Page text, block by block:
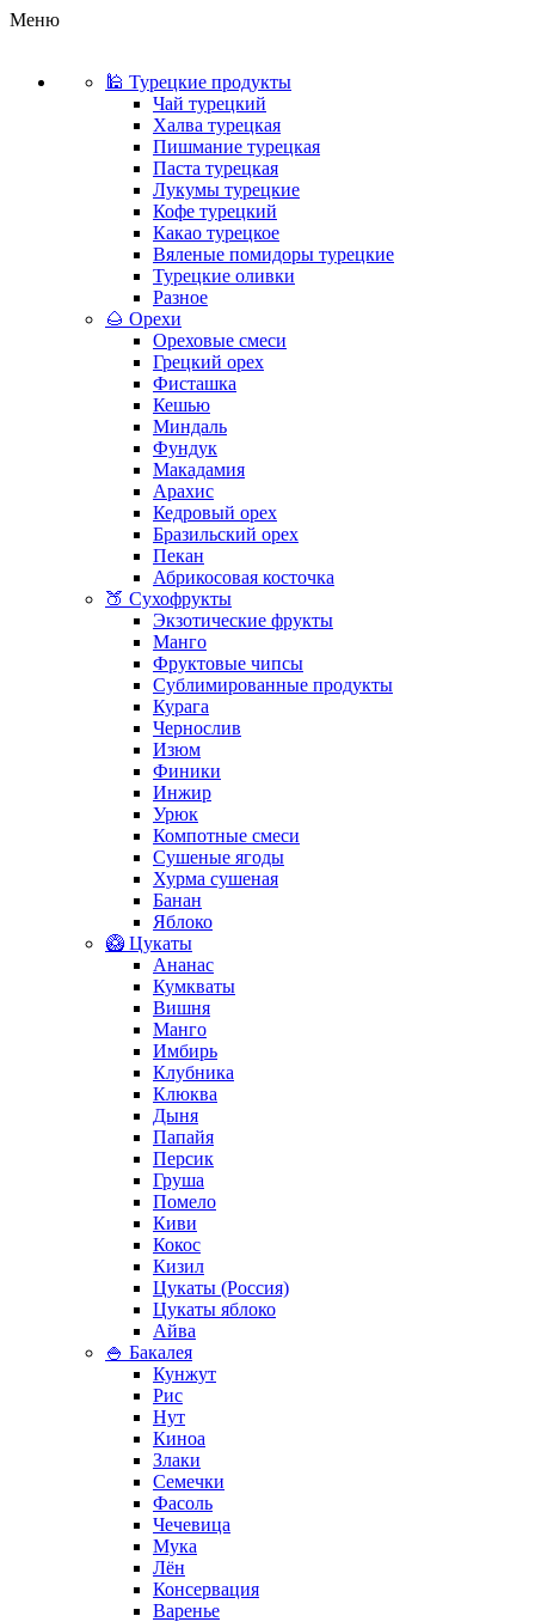
Меню
🕌 Турецкие продукты
Чай турецкий
Халва турецкая
Пишмание турецкая
Паста турецкая
Лукумы турецкие
Кофе турецкий
Какао турецкое
Вяленые помидоры турецкие
Турецкие оливки
Разное
🌰 Орехи
Ореховые смеси
Грецкий орех
Фисташка
Кешью
Миндаль
Фундук
Макадамия
Арахис
Кедровый орех
Бразильский орех
Пекан
Абрикосовая косточка
🍑 Сухофрукты
Экзотические фрукты
Манго
Фруктовые чипсы
Сублимированные продукты
Курага
Чернослив
Изюм
Финики
Инжир
Урюк
Компотные смеси
Сушеные ягоды
Хурма сушеная
Банан
Яблоко
🥝 Цукаты
Ананас
Кумкваты
Вишня
Манго
Имбирь
Клубника
Клюква
Дыня
Папайя
Персик
Груша
Помело
Киви
Кокос
Кизил
Цукаты (Россия)
Цукаты яблоко
Айва
🍚 Бакалея
Кунжут
Рис
Нут
Киноа
Злаки
Семечки
Фасоль
Чечевица
Мука
Лён
Консервация
Варенье